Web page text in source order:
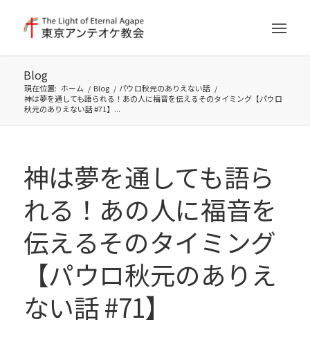
Blog
現在位置: ホーム / Blog / パウロ秋元のありえない話 /
神は夢を通しても語られる！あの人に福音を伝えるそのタイミング【パウロ
秋元のありえない話 #71】...
神は夢を通しても語ら
れる！あの人に福音を
伝えるそのタイミング
【パウロ秋元のありえ
ない話 #71】